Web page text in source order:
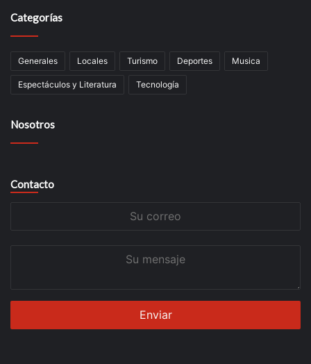
Categorías
Generales Locales Turismo Deportes Musica
Espectáculos y Literatura Tecnología
Nosotros
Contacto